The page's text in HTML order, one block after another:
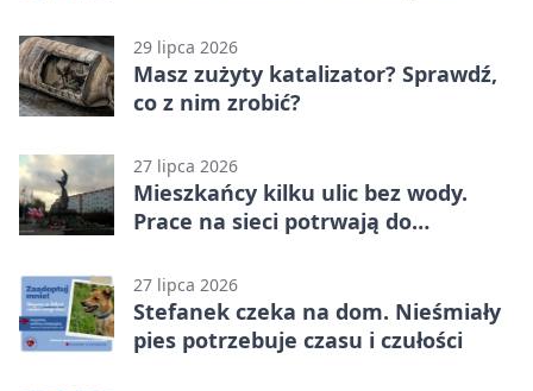
29 lipca 2026
Masz zużyty katalizator? Sprawdź,
co z nim zrobić?
27 lipca 2026
Mieszkańcy kilku ulic bez wody.
Prace na sieci potrwają do
27 lipca 2026
Stefanek czeka na dom. Nieśmiały
pies potrzebuje czasu i czułości